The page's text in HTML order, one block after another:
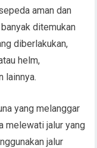
aman dan
ditemukan
diberlakukan,
helm,
lainnya.
yang melanggar
melewati jalur yang
jalur